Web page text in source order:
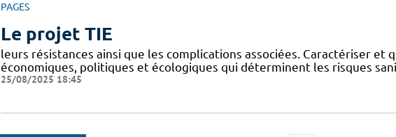
PAGES
Le projet TIE
leurs résistances ainsi que les complications associées. Caractériser et
économiques, politiques et écologiques qui déterminent les risques
25/08/2025 18:45